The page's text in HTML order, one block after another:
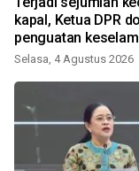
kapal, Ketua DPR
penguatan
transportasi laut
Selasa, 4 Agustus 2026